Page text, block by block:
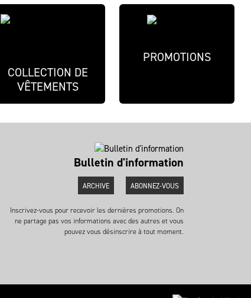
COLLECTION DE
VÊTEMENTS
PROMOTIONS
Bulletin d'information
ARCHIVE ABONNEZ-VOUS
Inscrivez-vous pour recevoir les dernières promotions. On
ne partage pas vos informations avec des autres et vous
pouvez vous désinscrire à tout moment.